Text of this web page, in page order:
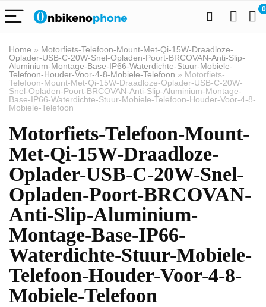
0
Home » Motorfiets-Telefoon-Mount-Met-Qi-15W-Draadloze-
Oplader-USB-C-20W-Snel-Opladen-Poort-BRCOVAN-Anti-Slip-
Aluminium-Montage-Base-IP66-Waterdichte-Stuur-Mobiele-
Telefoon-Houder-Voor-4-8-Mobiele-Telefoon » Motorfiets-
Telefoon-Mount-Met-Qi-15W-Draadloze-Oplader-USB-C-20W-
Snel-Opladen-Poort-BRCOVAN-Anti-Slip-Aluminium-Montage-
Base-IP66-Waterdichte-Stuur-Mobiele-Telefoon-Houder-Voor-4-8-
Mobiele-Telefoon
Motorfiets-Telefoon-Mount-
Met-Qi-15W-Draadloze-
Oplader-USB-C-20W-Snel-
Opladen-Poort-BRCOVAN-
Anti-Slip-Aluminium-
Montage-Base-IP66-
Waterdichte-Stuur-Mobiele-
Telefoon-Houder-Voor-4-8-
Mobiele-Telefoon